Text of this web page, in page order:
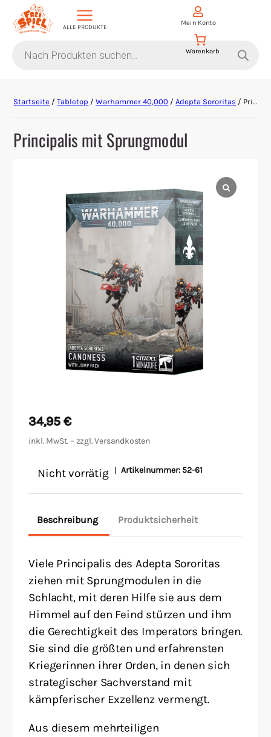
ALLE PRODUKTE
search
Mein Konto
Krimi-Dinner
Malen/Modellbau
Rollenspiele
Sammelkartenspiele
Tabletop
Startseite /Tabletop /Warhammer 40,000 /Adepta Sororitas / Principalis mit Sprungmodul
Principalis mit Sprungmodul
34,95€
inkl. MwSt. – zzgl.Versandkosten
Nicht vorrätig Artikelnummer: 52-61
Beschreibung Produktsicherheit
Viele Principalis des Adepta Sororitas
ziehen mit Sprungmodulen in die
Schlacht, mit deren Hilfe sie aus dem
Himmel auf den Feind stürzen und ihm
die Gerechtigkeit des Imperators bringen.
Sie sind die größten und erfahrensten
Kriegerinnen ihrer Orden, in denen sich
strategischer Sachverstand mit
kämpferischer Exzellenz vermengt.
Aus diesem mehrteiligen